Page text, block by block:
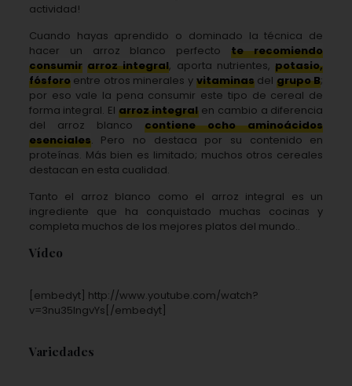
actividad!
Cuando hayas aprendido o dominado la técnica de
hacer un arroz blanco perfectote recomiendo
consumir arroz integral, aporta nutrientes,potasio,
fósforoentre otros minerales y vitaminasdel grupo B;
por eso vale la pena consumir este tipo de cereal de
forma integral. El arroz integralen cambio a diferencia
del arroz blancocontiene ocho aminoácidos
esenciales. Pero no destaca por su contenido en
proteínas. Más bien es limitado; muchos otros cereales
destacan en esta cualidad.
Tanto el arroz blanco como el arroz integral es un
ingrediente que ha conquistado muchas cocinas y
completa muchos de los mejores platos del mundo..
Vídeo
[embedyt] http://www.youtube.com/watch?
v=3nu35IngvYs[/embedyt]
Variedades